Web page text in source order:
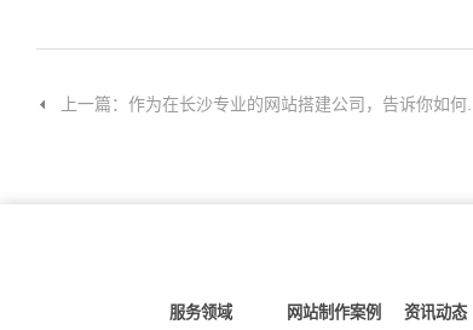
上一篇：作为在长沙专业的网站搭建公司，告诉你如何...
服务领域 网站制作案例 资讯动态